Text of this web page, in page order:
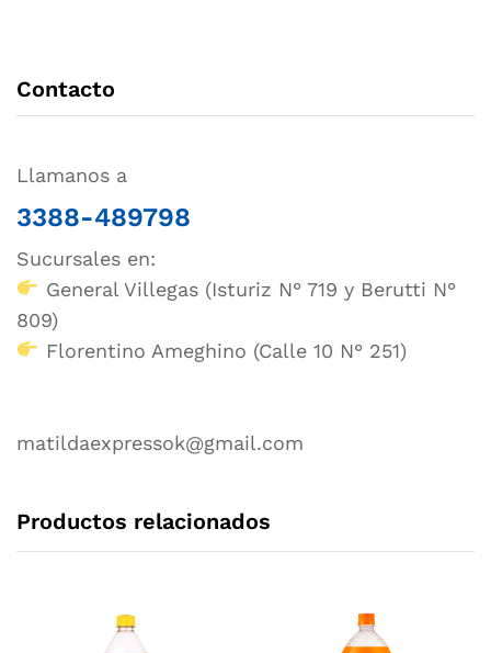
Contacto
Llamanos a
3388-489798
Sucursales en:
General Villegas (Isturiz N° 719 y Berutti N°
809)
Florentino Ameghino (Calle 10 N° 251)
matildaexpressok@gmail.com
Productos relacionados